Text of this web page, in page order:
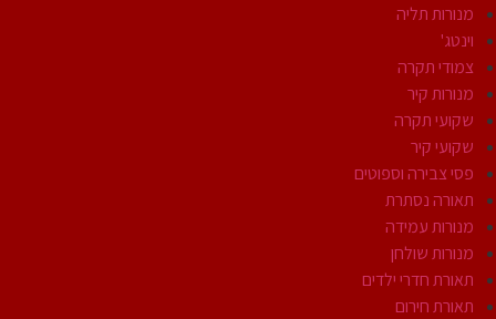
מנורות תליה
וינטג'
צמודי תקרה
מנורות קיר
שקועי תקרה
שקועי קיר
פסי צבירה וספוטים
תאורה נסתרת
מנורות עמידה
מנורות שולחן
תאורת חדרי ילדים
תאורת חירום